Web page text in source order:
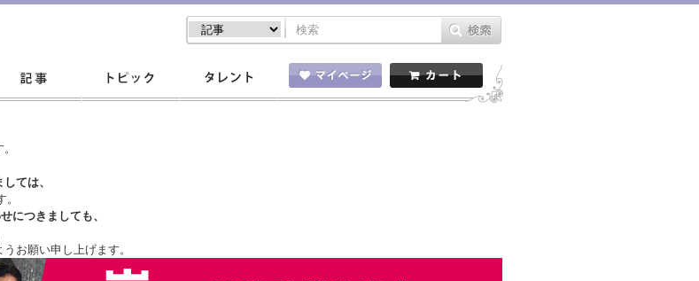
ては、
につきましても、
お願い申し上げます。